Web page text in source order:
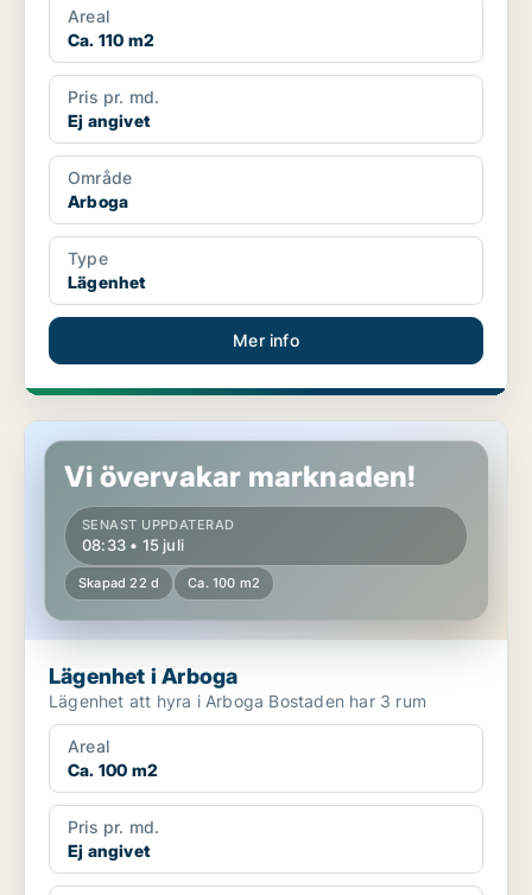
Areal
Ca. 110 m2
Pris pr. md.
Ej angivet
Område
Arboga
Type
Lägenhet
Mer info
Lägenhet i Arboga
Vi övervakar marknaden!
SENAST UPPDATERAD
08:33 • 15 juli
Skapad 22 d Ca. 100 m2
Lägenhet i Arboga
Lägenhet att hyra i Arboga Bostaden har 3 rum
Areal
Ca. 100 m2
Pris pr. md.
Ej angivet